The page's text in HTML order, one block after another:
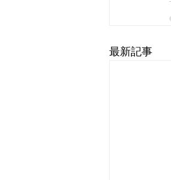
最新記事